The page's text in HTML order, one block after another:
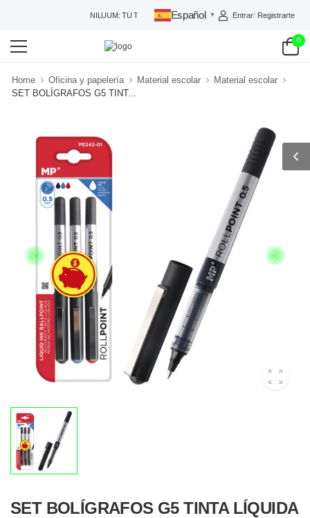
NILUUM: TU TIENDA DE CONFIANZA
Español ▼ Entrar/ Registrarte
0
Home Oficina y papelería Material escolar
Material escolar
SET BOLÍGRAFOS G5 TINT...
SET BOLÍGRAFOS G5 TINTA LÍQUIDA